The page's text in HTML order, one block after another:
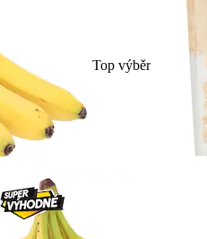
Top výběr